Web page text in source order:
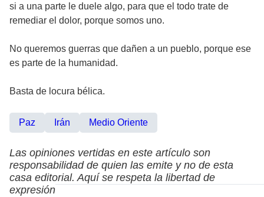
si a una parte le duele algo, para que el todo trate de
remediar el dolor, porque somos uno.
No queremos guerras que dañen a un pueblo, porque ese
es parte de la humanidad.
Basta de locura bélica.
Paz Irán Medio Oriente
Las opiniones vertidas en este artículo son
responsabilidad de quien las emite y no de esta
casa editorial. Aquí se respeta la libertad de
expresión